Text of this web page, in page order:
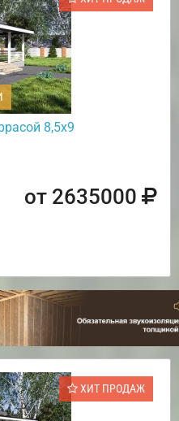
8,5х9
от 2635000
ХИТ ПРОДАЖ